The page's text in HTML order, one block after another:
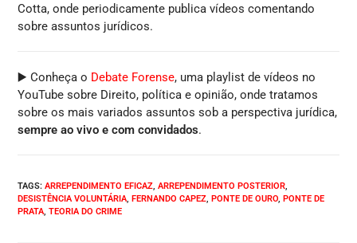
Cotta, onde periodicamente publica vídeos comentando
sobre assuntos jurídicos.
▶️ Conheça o Debate Forense, uma playlist de vídeos no
YouTube sobre Direito, política e opinião, onde tratamos
sobre os mais variados assuntos sob a perspectiva jurídica,
sempre ao vivo e com convidados.
TAGS:ARREPENDIMENTO EFICAZ, ARREPENDIMENTO POSTERIOR,
DESISTÊNCIA VOLUNTÁRIA, FERNANDO CAPEZ, PONTE DE OURO, PONTE DE
PRATA, TEORIA DO CRIME